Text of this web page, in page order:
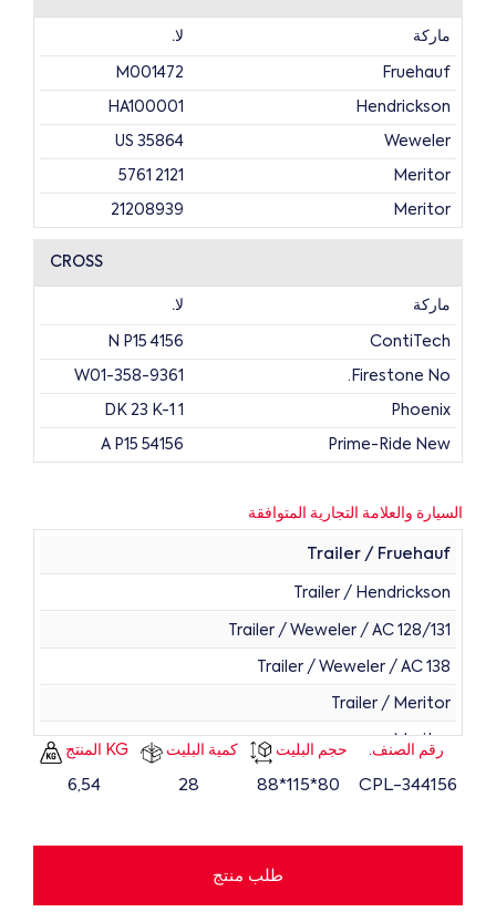
ماركة لا.
Fruehauf
M001472
Hendrickson
HA100001
Weweler
US 35864
Meritor
2121 5761
Meritor
21208939
CROSS
ماركة لا.
ContiTech
4156 N P15
Firestone No.
W01-358-9361
Phoenix
1 DK 23 K-1
Prime-Ride New
54156 A P15
السيارة والعلامة التجارية المتوافقة
Trailer / Fruehauf
Trailer / Hendrickson
Trailer / Weweler / AC 128/131
Trailer / Weweler / AC 138
Trailer / Meritor
Meritor
رقم الصنف. حجم البليت كمية البليت KG المنتج
344156-CPL
80*115*88
28
6,54
طلب منتج